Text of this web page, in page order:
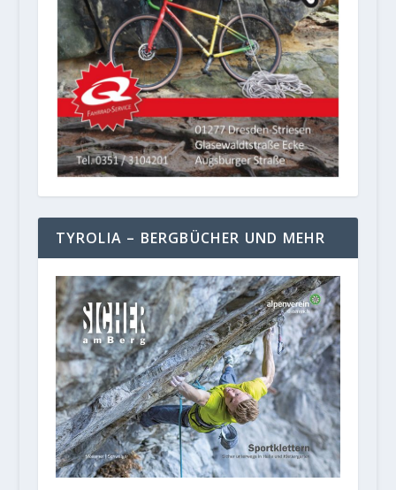
TYROLIA – BERGBÜCHER UND MEHR